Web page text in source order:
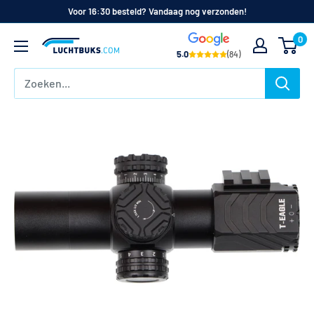
inhoud
Voor 16:30 besteld? Vandaag nog verzonden!
Luchtbuks.com
5.0 (84)
0